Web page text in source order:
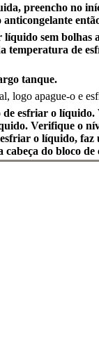
preencho no
sem bolhas
temperatura de
tanque.
logo apague-o e
de esfriar o
Verifique o
o líquido,
cabeça do bloco